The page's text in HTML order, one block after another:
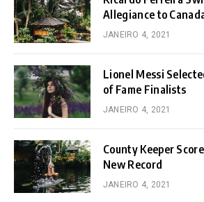
Allegiance to
JANEIRO 4, 2021
Lionel Messi
of Fame Finalists
JANEIRO 4, 2021
County Keeper
New Record
JANEIRO 4, 2021